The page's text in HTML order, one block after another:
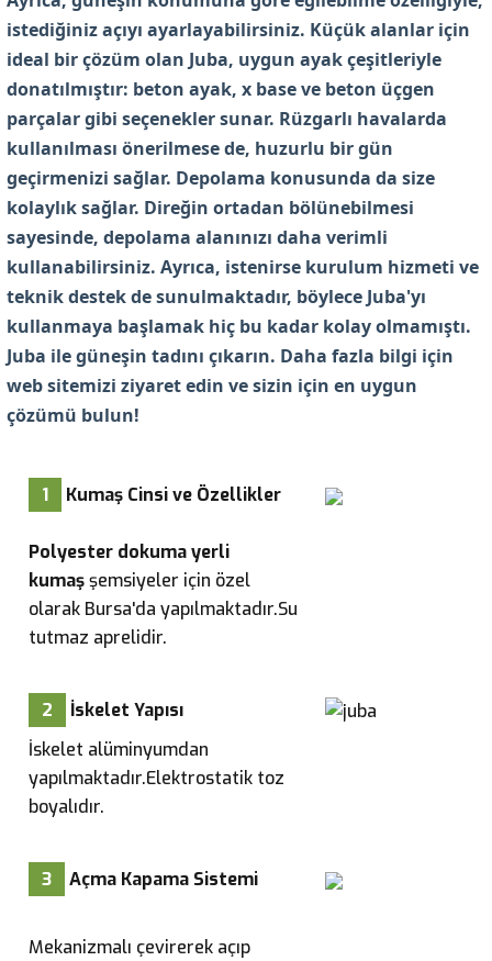
istediğiniz açıyı ayarlayabilirsiniz. Küçük alanlar için
ideal bir çözüm olan Juba, uygun ayak çeşitleriyle
donatılmıştır: beton ayak, x base ve beton üçgen
parçalargibi seçenekler sunar. Rüzgarlı havalarda
kullanılması önerilmese de, huzurlu bir gün
geçirmenizi sağlar. Depolama konusunda da size
kolaylık sağlar. Direğin ortadan bölünebilmesi
sayesinde, depolama alanınızı daha verimli
kullanabilirsiniz. Ayrıca, istenirse kurulum hizmeti ve
teknik destekde sunulmaktadır, böylece Juba'yı
kullanmaya başlamak hiç bu kadar kolay olmamıştı.
Juba ile güneşin tadını çıkarın. Daha fazla bilgi için
web sitemizi ziyaret edin ve sizin için en uygun
çözümü bulun!
1 Kumaş Cinsi ve Özellikler
Polyester dokuma yerli
kumaşşemsiyeler için özel
olarak Bursa'da yapılmaktadır.Su
tutmaz aprelidir.
2
İskelet Yapısı
İskelet alüminyumdan
yapılmaktadır.Elektrostatik toz
boyalıdır.
3 Açma Kapama Sistemi
Mekanizmalı çevirerek açıp